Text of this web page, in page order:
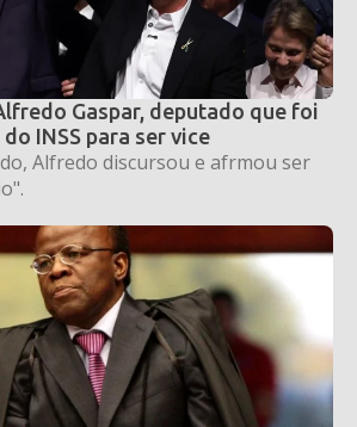
Gaspar, deputado que foi
INSS para ser vice
Alfredo discursou e afrmou ser